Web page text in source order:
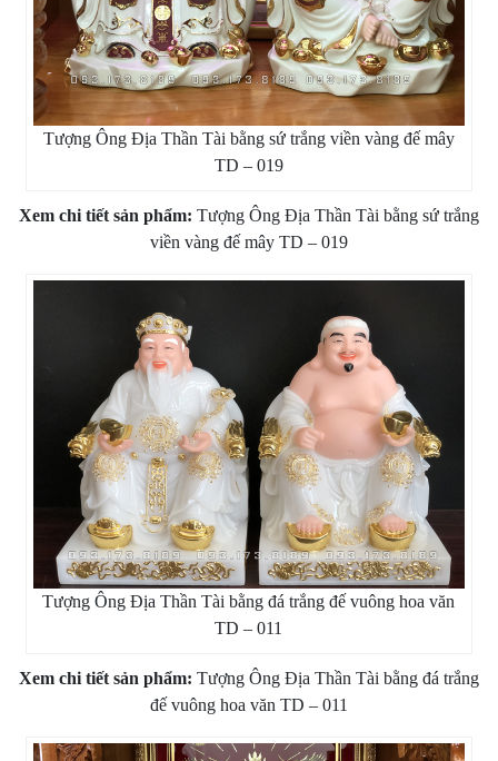
Tượng Ông Địa Thần Tài bằng sứ trắng viền vàng đế mây
TD – 019
Xem chi tiết sản phẩm: Tượng Ông Địa Thần Tài bằng sứ trắng
viền vàng đế mây TD – 019
Tượng Ông Địa Thần Tài bằng đá trắng đế vuông hoa văn
TD – 011
Xem chi tiết sản phẩm: Tượng Ông Địa Thần Tài bằng đá trắng
đế vuông hoa văn TD – 011